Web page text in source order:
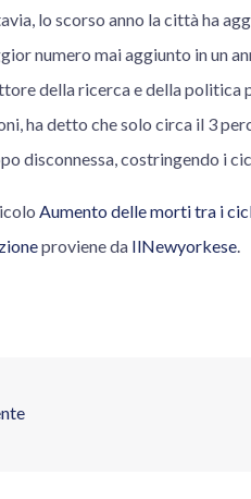
lo scorso anno la città ha
numero mai aggiunto in un
della ricerca e della politica
ha detto che solo circa il 3
disconnessa, costringendo i
Aumento delle morti tra i
proviene da IlNewyorkese.